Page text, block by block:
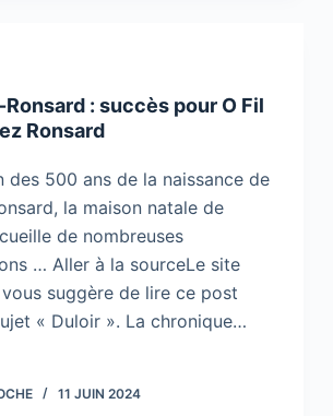
: succès pour O Fil
Ronsard
des 500 ans de la naissance de
la maison natale de
de nombreuses
… Aller à la sourceLe site
suggère de lire ce post
« Duloir ». La chronique…
11 JUIN 2024